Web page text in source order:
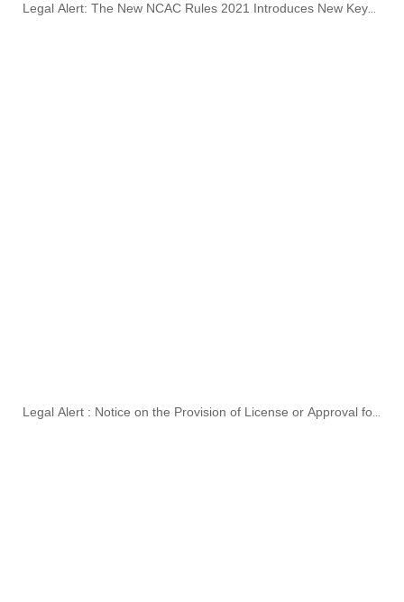
Legal Alert: The New NCAC Rules 2021 Introduces New Key
Legal Alert : Notice on the Provision of License or Approval for